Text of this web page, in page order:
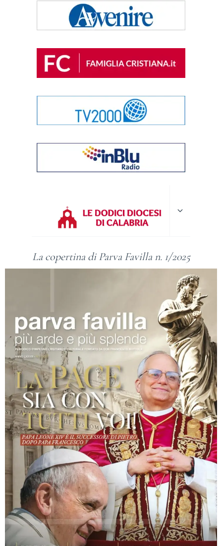
figlio
La copertina di Parva Favilla n. 1/2025